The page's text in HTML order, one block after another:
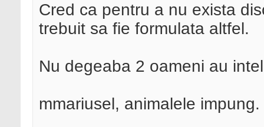
Cred ca pentru a nu exista
trebuit sa fie formulata altfel.
Nu degeaba 2 oameni au
mmariusel, animalele